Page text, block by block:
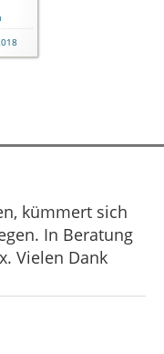
kümmert sich
In Beratung
Vielen Dank